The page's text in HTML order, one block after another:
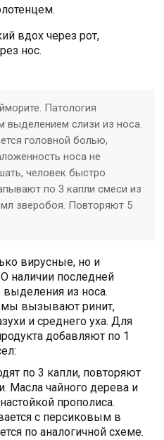
вдох через рот,
нос.
Патология
выделением слизи из носа.
головной болью,
носа не
человек быстро
по 3 капли смеси из
зверобоя. Повторяют 5
вирусные, но и
наличии последней
из носа.
вызывают ринит,
и среднего уха. Для
добавляют по 1
по 3 капли, повторяют
Масла чайного дерева и
прополиса.
с персиковым в
по аналогичной схеме.